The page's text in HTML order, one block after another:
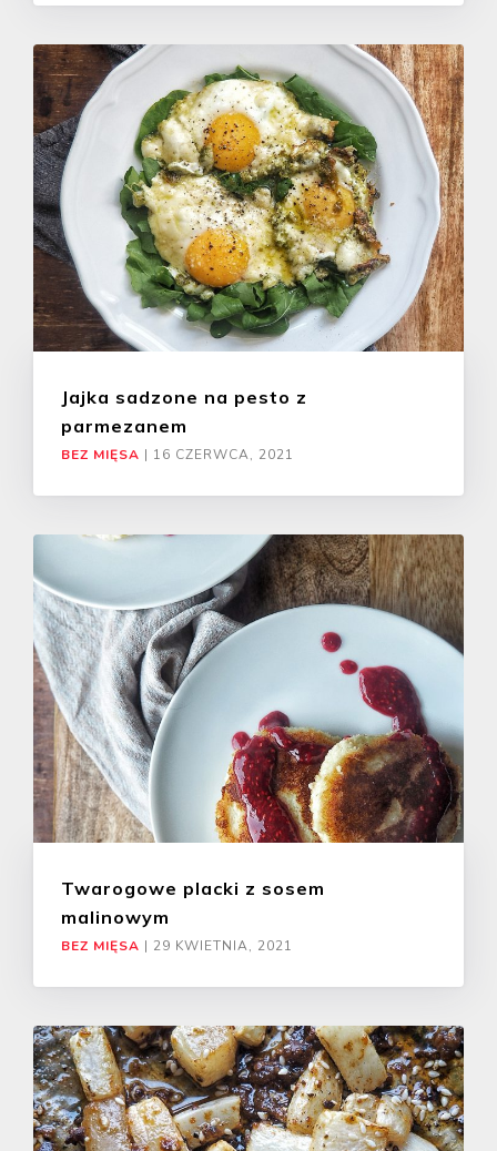
Jajka sadzone na pesto z
parmezanem
BEZ MIĘSA | 16 CZERWCA, 2021
Twarogowe placki z sosem
malinowym
BEZ MIĘSA | 29 KWIETNIA, 2021